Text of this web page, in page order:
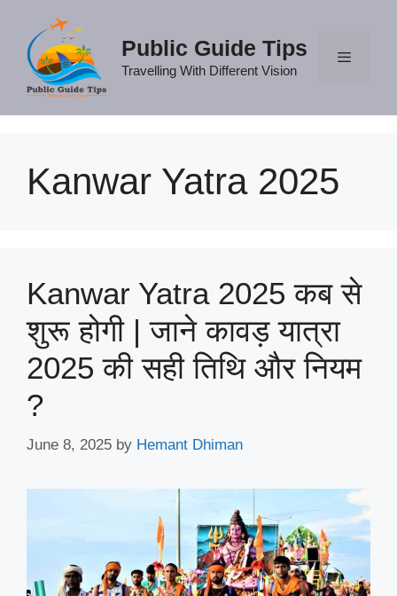
content
Public Guide Tips
Travelling With Different Vision
Kanwar Yatra 2025
Kanwar Yatra 2025 कब से
शुरू होगी | जाने कावड़ यात्रा
2025 की सही तिथि और नियम
?
June 8, 2025 by Hemant Dhiman